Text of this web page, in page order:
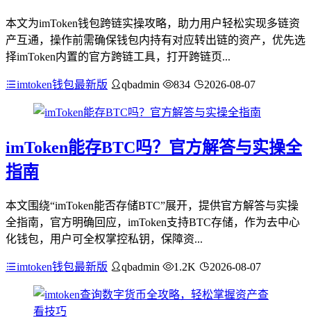
本文为imToken钱包跨链实操攻略，助力用户轻松实现多链资
产互通，操作前需确保钱包内持有对应转出链的资产，优先选
择imToken内置的官方跨链工具，打开跨链页...
imtoken钱包最新版 qbadmin 834 2026-08-07
imToken能存BTC吗？官方解答与实操全
指南
本文围绕“imToken能否存储BTC”展开，提供官方解答与实操
全指南，官方明确回应，imToken支持BTC存储，作为去中心
化钱包，用户可全权掌控私钥，保障资...
imtoken钱包最新版 qbadmin 1.2K 2026-08-07